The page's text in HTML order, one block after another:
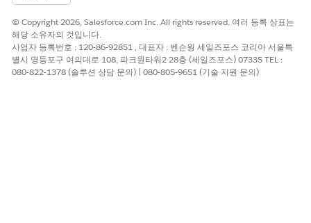
© Copyright 2026, Salesforce.com Inc. All rights reserved. 여러 등록 상표는
해당 소유자의 것입니다.
사업자 등록번호 : 120-86-92851 , 대표자 : 벤슨웡 세일즈포스 코리아 서울특
별시 영등포구 여의대로 108, 파크원타워2 28층 (세일즈포스) 07335 TEL :
080-822-1378 (솔루션 상담 문의) | 080-805-9651 (기술 지원 문의)